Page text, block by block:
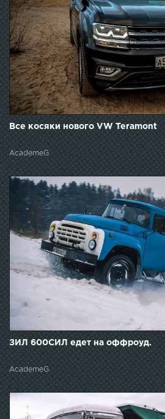
Все косяки нового VW Teramont
AcademeG
ЗИЛ 600СИЛ едет на оффроуд.
AcademeG